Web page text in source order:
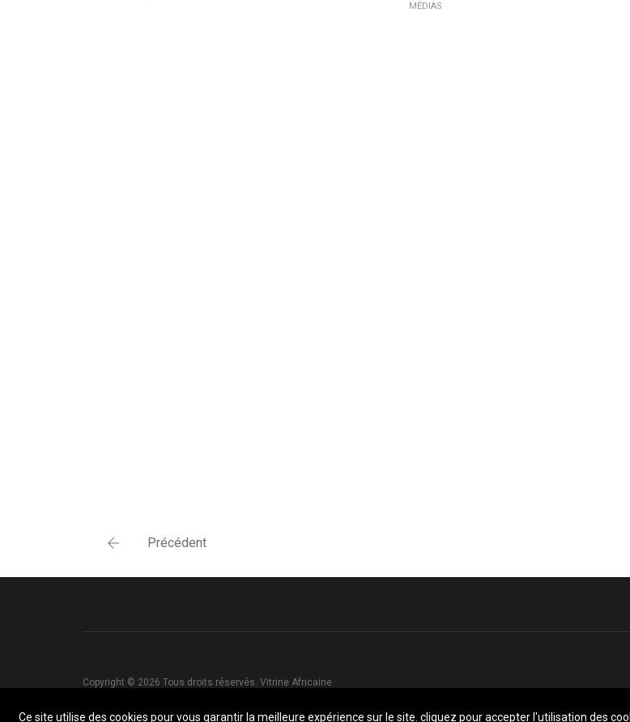
MÉDIAS
Précédent
Ce site utilise des cookies pour vous garantir la meilleure expérience sur le site. cliquez pour accepter l'utilisation des
Copyright © 2026 Tous droits réservés. Vitrine Africaine